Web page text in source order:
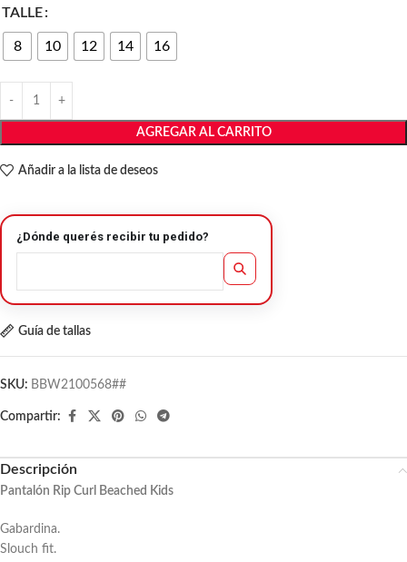
TALLE
8 10 12 14 16
AGREGAR AL CARRITO
Añadir a la lista de deseos
¿Dónde querés recibir tu pedido?
Guía de tallas
SKU: BBW2100568##
Compartir:
Descripción
Pantalón Rip Curl Beached Kids
Gabardina.
Slouch fit.